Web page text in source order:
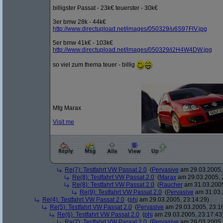
billigster Passat - 23k€ teuerster - 30k€
3er bmw 28k - 44k€
http://www.directupload.net/images/050329/u6S97FlV.jpg
5er bmw 41k€ - 103k€
http://www.directupload.net/images/050329/i2H4W4DW.jpg
so viel zum thema teuer - billig
Mfg Marax
Visit me
Re(7): Testfahrt VW Passat 2.0 (Pervasive am
Re(8): Testfahrt VW Passat 2.0 (Marax am 29.03.2005,
Re(8): Testfahrt VW Passat 2.0 (Raucher am
Re(9): Testfahrt VW Passat 2.0 (Pervasive am
Re(4): Testfahrt VW Passat 2.0 (phj am 29.03.2005, 23:14:29)
Re(5): Testfahrt VW Passat 2.0 (Pervasive am 29.03.2005,
Re(6): Testfahrt VW Passat 2.0 (phj am 29.03.2005,